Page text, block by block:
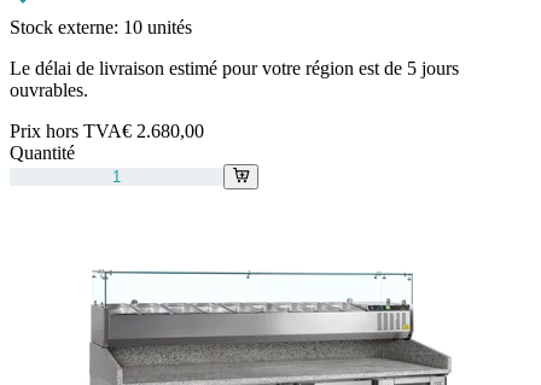
Stock externe: 10 unités
Le délai de livraison estimé pour votre région est de 5 jours
ouvrables.
Prix hors TVA€ 2.680,00
Quantité